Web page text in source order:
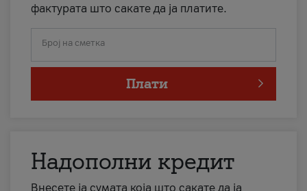
фактурата што сакате да ја платите.
Број на сметка
Плати
Надополни кредит
Внесете ја сумата која што сакате да ја